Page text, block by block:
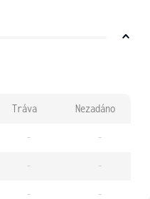
Tráva Nezadáno
- -
- -
- -